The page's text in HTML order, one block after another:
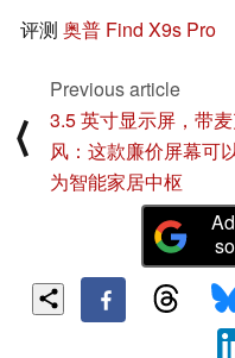
评测 奥普 Find X9s Pro
⟨
Previous article
3.5 英寸显示屏，带
风：这款廉价屏幕可
为智能家居中枢